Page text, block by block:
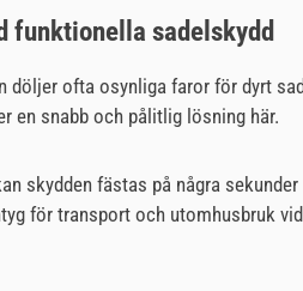
funktionella sadelskydd
döljer ofta osynliga faror för dyrt
en snabb och pålitlig lösning här.
skydden fästas på några
för transport och utomhusbruk